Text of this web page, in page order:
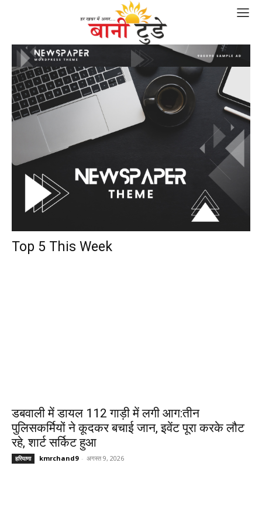
Top 5 This Week
डबवाली में डायल 112 गाड़ी में लगी आग:तीन
पुलिसकर्मियों ने कूदकर बचाई जान, इवेंट पूरा करके लौट
रहे, शार्ट सर्किट हुआ
हरियाणा kmrchand9 - अगस्त 9, 2026